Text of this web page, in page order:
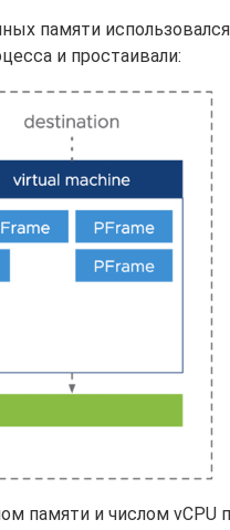
памяти
и простаивали:
и числом vCPU